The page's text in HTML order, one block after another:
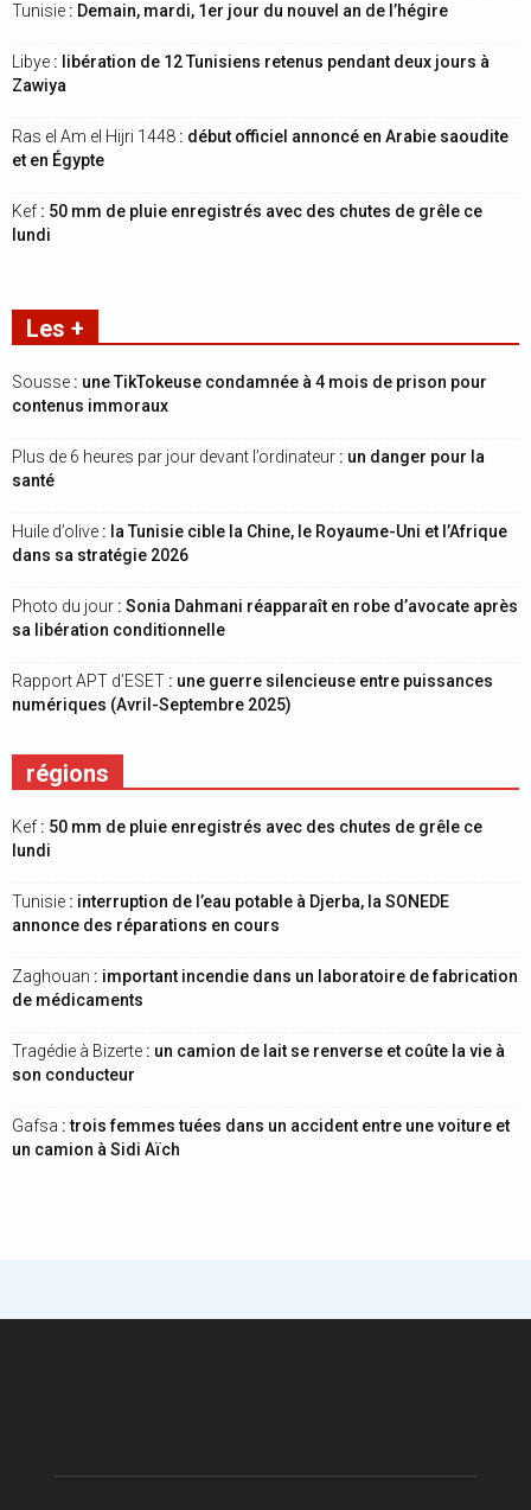
Tunisie : Demain, mardi, 1er jour du nouvel an de l’hégire
Libye : libération de 12 Tunisiens retenus pendant deux jours à
Zawiya
Ras el Am el Hijri 1448 : début officiel annoncé en Arabie saoudite
et en Égypte
Kef : 50 mm de pluie enregistrés avec des chutes de grêle ce
lundi
Les +
Sousse : une TikTokeuse condamnée à 4 mois de prison pour
contenus immoraux
Plus de 6 heures par jour devant l’ordinateur : un danger pour la
santé
Huile d’olive : la Tunisie cible la Chine, le Royaume-Uni et l’Afrique
dans sa stratégie 2026
Photo du jour : Sonia Dahmani réapparaît en robe d’avocate après
sa libération conditionnelle
Rapport APT d’ESET : une guerre silencieuse entre puissances
numériques (Avril-Septembre 2025)
régions
Kef : 50 mm de pluie enregistrés avec des chutes de grêle ce
lundi
Tunisie : interruption de l’eau potable à Djerba, la SONEDE
annonce des réparations en cours
Zaghouan : important incendie dans un laboratoire de fabrication
de médicaments
Tragédie à Bizerte : un camion de lait se renverse et coûte la vie à
son conducteur
Gafsa : trois femmes tuées dans un accident entre une voiture et
un camion à Sidi Aïch